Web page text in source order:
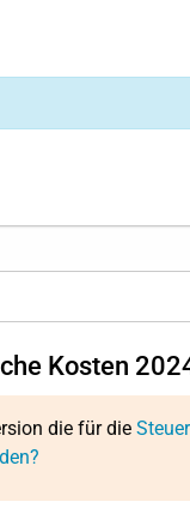
Kosten
die für die